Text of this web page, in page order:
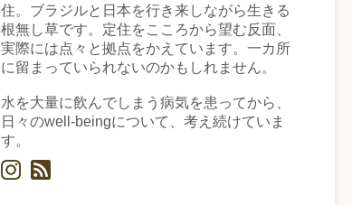
住。ブラジルと日本を行き来しながら生きる
根無し草です。定住をこころから望む反面、
実際には点々と拠点をかえています。一カ所
に留まっていられないのかもしれません。
水を大量に飲んでしまう病気を患ってから、
日々のwell-beingについて、考え続けていま
す。